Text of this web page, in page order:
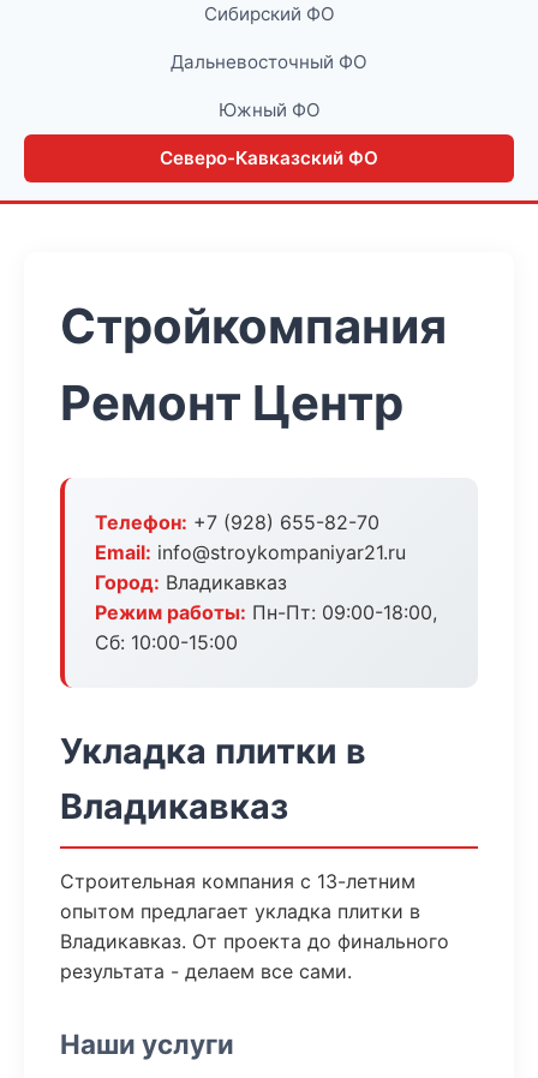
Сибирский ФО
Дальневосточный ФО
Южный ФО
Северо-Кавказский ФО
Стройкомпания
Ремонт Центр
Телефон: +7 (928) 655-82-70
Email: info@stroykompaniyar21.ru
Город: Владикавказ
Режим работы: Пн-Пт: 09:00-18:00,
Сб: 10:00-15:00
Укладка плитки в
Владикавказ
Строительная компания с 13-летним
опытом предлагает укладка плитки в
Владикавказ. От проекта до финального
результата - делаем все сами.
Наши услуги